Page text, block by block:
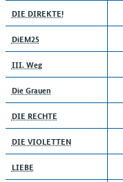
DIE DIREKTE!
DiEM25
III. Weg
Die Grauen
DIE RECHTE
DIE VIOLETTEN
LIEBE